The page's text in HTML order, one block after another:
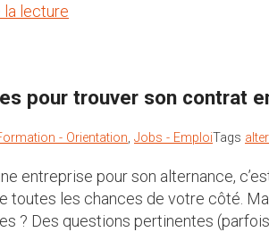
la lecture
pour trouver son contrat
- Orientation, Jobs - EmploiTags
entreprise pour son alternance,
toutes les chances de votre côté.
? Des questions pertinentes